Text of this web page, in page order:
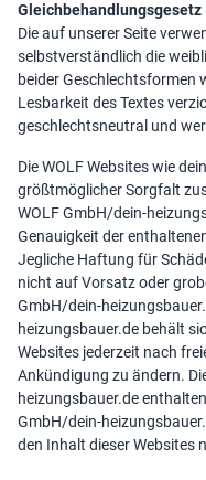
Gleichbehandlungsgesetz
Die auf unserer Seite
selbstverständlich die
beider Geschlechtsformen
Lesbarkeit des Textes
geschlechtsneutral und
Die WOLF Websites wie
größtmöglicher Sorgfalt
WOLF GmbH/dein-
Genauigkeit der
Jegliche Haftung für
nicht auf Vorsatz oder
GmbH/dein-
heizungsbauer.de behält
Websites jederzeit nach
Ankündigung zu ändern.
heizungsbauer.de
GmbH/dein-
den Inhalt dieser Websites